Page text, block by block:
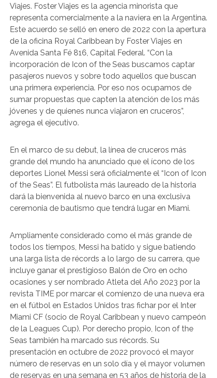
Viajes. Foster Viajes es la agencia minorista que
representa comercialmente a la naviera en la Argentina.
Este acuerdo se selló en enero de 2022 con la apertura
de la oficina Royal Caribbean by Foster Viajes en
Avenida Santa Fé 816, Capital Federal. “Con la
incorporación de Icon of the Seas buscamos captar
pasajeros nuevos y sobre todo aquellos que buscan
una primera experiencia. Por eso nos ocupamos de
sumar propuestas que capten la atención de los más
jóvenes y de quienes nunca viajaron en cruceros”,
agrega el ejecutivo.
En el marco de su debut, la línea de cruceros más
grande del mundo ha anunciado que el ícono de los
deportes Lionel Messi será oficialmente el “Icon of Icon
of the Seas”. El futbolista más laureado de la historia
dará la bienvenida al nuevo barco en una exclusiva
ceremonia de bautismo que tendrá lugar en Miami.
Ampliamente considerado como el más grande de
todos los tiempos, Messi ha batido y sigue batiendo
una larga lista de récords a lo largo de su carrera, que
incluye ganar el prestigioso Balón de Oro en ocho
ocasiones y ser nombrado Atleta del Año 2023 por la
revista TIME por marcar el comienzo de una nueva era
en el fútbol en Estados Unidos tras fichar por el Inter
Miami CF (socio de Royal Caribbean y nuevo campeón
de la Leagues Cup). Por derecho propio, Icon of the
Seas también ha marcado sus récords. Su
presentación en octubre de 2022 provocó el mayor
número de reservas en un solo día y el mayor volumen
de reservas en una semana en 53 años de historia de la